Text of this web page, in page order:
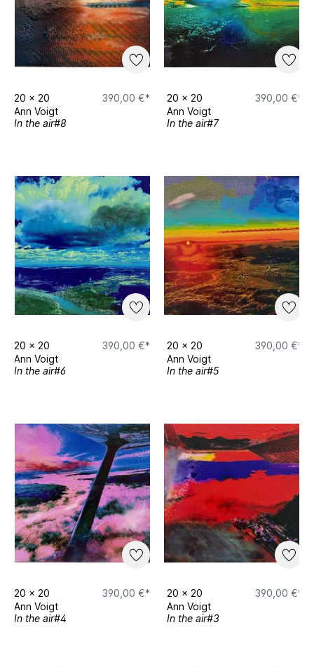
20 x 20
390,00 €*
Ann Voigt
In the air#8
20 x 20
390,00 €*
Ann Voigt
In the air#7
20 x 20
390,00 €*
Ann Voigt
In the air#6
20 x 20
390,00 €*
Ann Voigt
In the air#5
20 x 20
390,00 €*
Ann Voigt
In the air#4
20 x 20
390,00 €*
Ann Voigt
In the air#3